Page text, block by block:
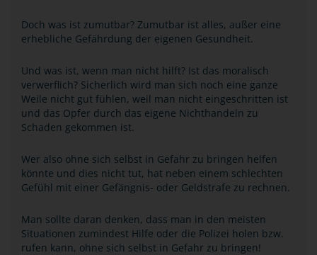
Doch was ist zumutbar? Zumutbar ist alles, außer eine
erhebliche Gefährdung der eigenen Gesundheit.
Und was ist, wenn man nicht hilft? Ist das moralisch
verwerflich? Sicherlich wird man sich noch eine ganze
Weile nicht gut fühlen, weil man nicht eingeschritten ist
und das Opfer durch das eigene Nichthandeln zu
Schaden gekommen ist.
Wer also ohne sich selbst in Gefahr zu bringen helfen
könnte und dies nicht tut, hat neben einem schlechten
Gefühl mit einer Gefängnis- oder Geldstrafe zu rechnen.
Man sollte daran denken, dass man in den meisten
Situationen zumindest Hilfe oder die Polizei holen bzw.
rufen kann, ohne sich selbst in Gefahr zu bringen!